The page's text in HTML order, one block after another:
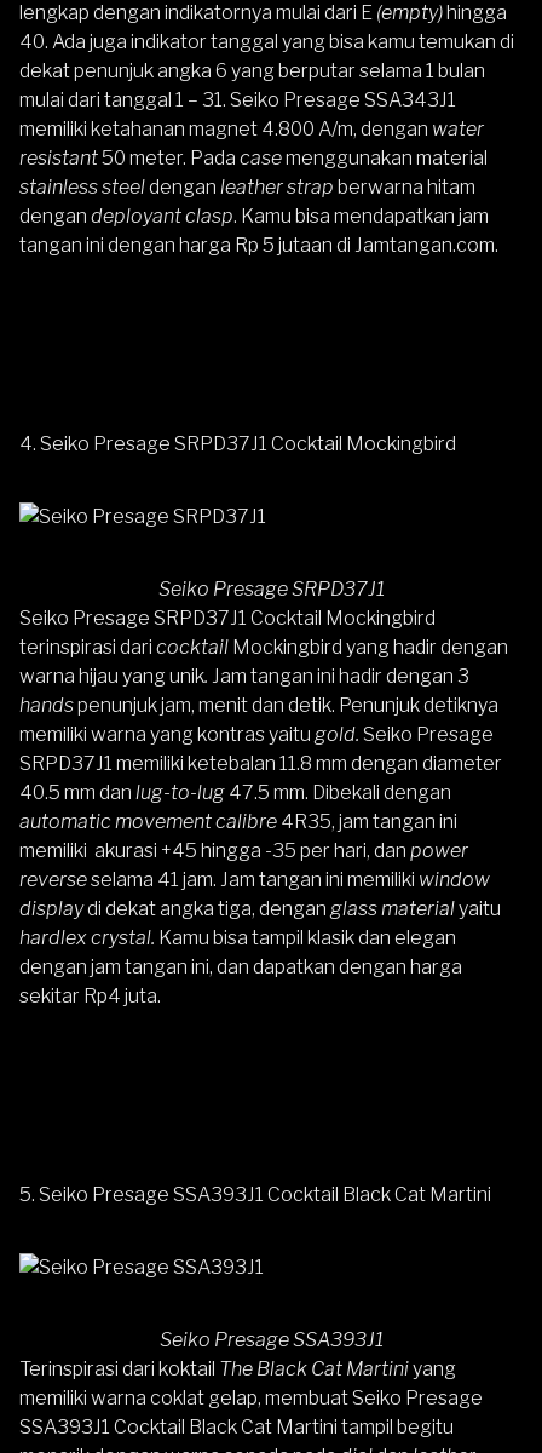
lengkap dengan indikatornya mulai dari E (empty)hingga
40. Ada juga indikator tanggal yang bisa kamu temukan di
dekat penunjuk angka 6 yang berputar selama 1 bulan
mulai dari tanggal 1 – 31. Seiko Presage SSA343J1
memiliki ketahanan magnet 4.800 A/m, dengan water
resistant50 meter. Pada casemenggunakan material
stainless steeldengan leather strap berwarna hitam
dengan deployant clasp. Kamu bisa mendapatkan jam
tangan ini dengan harga Rp 5 jutaan di Jamtangan.com.
4. Seiko Presage SRPD37J1 Cocktail Mockingbird
Seiko Presage SRPD37J1
Seiko Presage SRPD37J1 Cocktail Mockingbird
terinspirasi dari cocktail Mockingbird yang hadir dengan
warna hijau yang unik. Jam tangan ini hadir dengan 3
handspenunjuk jam, menit dan detik. Penunjuk detiknya
memiliki warna yang kontras yaitu gold. Seiko Presage
SRPD37J1 memiliki ketebalan 11.8 mm dengan diameter
40.5 mm dan lug-to-lug 47.5 mm. Dibekali dengan
automatic movement calibre 4R35, jam tangan ini
memiliki akurasi +45 hingga -35 per hari, dan power
reverseselama 41 jam. Jam tangan ini memiliki window
displaydi dekat angka tiga, dengan glass materialyaitu
hardlex crystal. Kamu bisa tampil klasik dan elegan
dengan jam tangan ini, dan dapatkan dengan harga
sekitar Rp4 juta.
5. Seiko Presage SSA393J1 Cocktail Black Cat Martini
Seiko Presage SSA393J1
Terinspirasi dari koktail The Black Cat Martiniyang
memiliki warna coklat gelap, membuat Seiko Presage
SSA393J1 Cocktail Black Cat Martini tampil begitu